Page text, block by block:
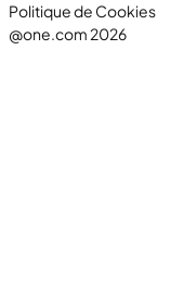
Politique de Cookies
@one.com 2026